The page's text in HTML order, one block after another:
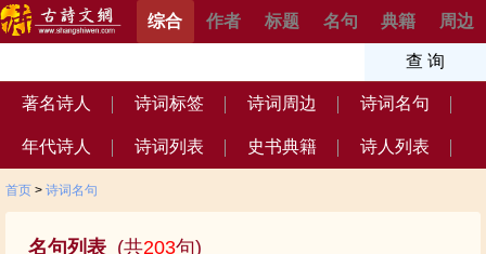
周边
典籍
名句
标题
作者
综合
著名诗人 诗词标签 诗词周边 诗词名句
年代诗人 诗词列表 史书典籍 诗人列表
首页 > 诗词名句
名句列表 (共203句)